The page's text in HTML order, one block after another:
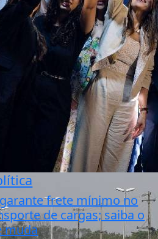
frete mínimo no
de cargas; saiba o
muda